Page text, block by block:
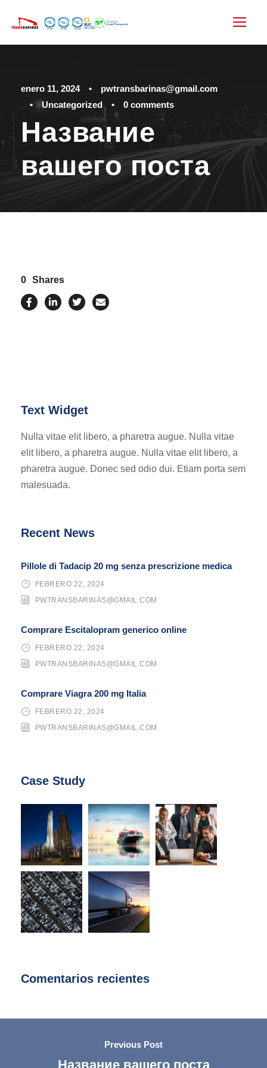
enero 11, 2024 •
pwtransbarinas@gmail.com
•
Uncategorized • 0 comments
Название
вашего поста
0 Shares
Text Widget
Nulla vitae elit libero, a pharetra augue. Nulla vitae
elit libero, a pharetra augue. Nulla vitae elit libero, a
pharetra augue. Donec sed odio dui. Etiam porta sem
malesuada.
Recent News
Pillole di Tadacip 20 mg senza prescrizione medica
FEBRERO 22, 2024
PWTRANSBARINAS@GMAIL.COM
Comprare Escitalopram generico online
FEBRERO 22, 2024
PWTRANSBARINAS@GMAIL.COM
Comprare Viagra 200 mg Italia
FEBRERO 22, 2024
PWTRANSBARINAS@GMAIL.COM
Case Study
Comentarios recientes
Previous Post
Название вашего поста